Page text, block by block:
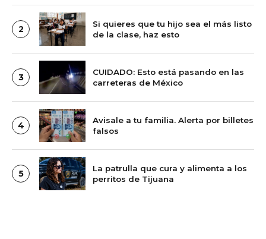
2
Si quieres que tu hijo sea el más listo
de la clase, haz esto
3
CUIDADO: Esto está pasando en las
carreteras de México
4
Avisale a tu familia. Alerta por billetes
falsos
5
La patrulla que cura y alimenta a los
perritos de Tijuana